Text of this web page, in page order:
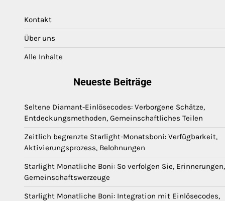
Kontakt
Über uns
Alle Inhalte
Neueste Beiträge
Seltene Diamant-Einlösecodes: Verborgene Schätze,
Entdeckungsmethoden, Gemeinschaftliches Teilen
Zeitlich begrenzte Starlight-Monatsboni: Verfügbarkeit,
Aktivierungsprozess, Belohnungen
Starlight Monatliche Boni: So verfolgen Sie, Erinnerungen,
Gemeinschaftswerzeuge
Starlight Monatliche Boni: Integration mit Einlösecodes,